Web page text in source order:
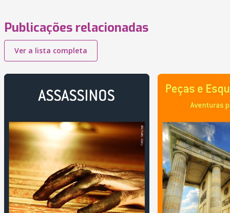
Publicações relacionadas
Ver a lista completa